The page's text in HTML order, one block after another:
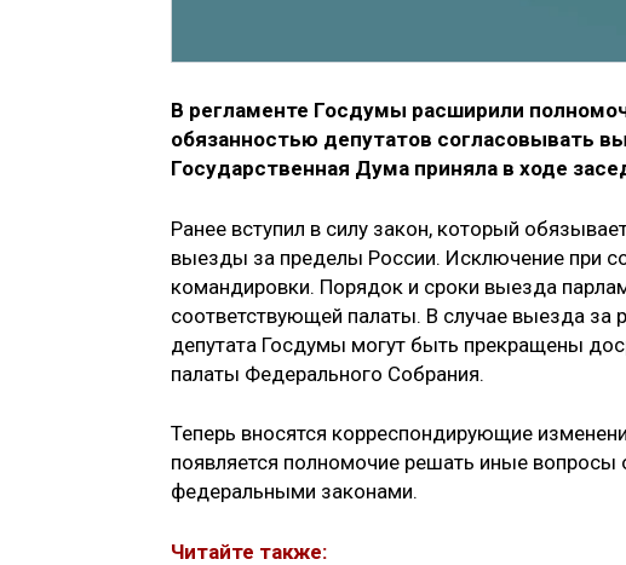
В регламенте Госдумы расширили
обязанностью депутатов согласовывать
Государственная Дума приняла в ходе
Ранее вступил в силу закон, который
выезды за пределы России. Исключение при
командировки. Порядок и сроки выезда
соответствующей палаты. В случае выезда за
депутата Госдумы могут быть прекращены
палаты Федерального Собрания.
Теперь вносятся корреспондирующие
появляется полномочие решать иные вопросы
федеральными законами.
Читайте также: